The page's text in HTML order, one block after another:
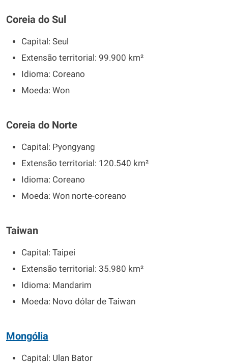
Coreia do Sul
Capital: Seul
Extensão territorial: 99.900 km²
Idioma: Coreano
Moeda: Won
Coreia do Norte
Capital: Pyongyang
Extensão territorial: 120.540 km²
Idioma: Coreano
Moeda: Won norte-coreano
Taiwan
Capital: Taipei
Extensão territorial: 35.980 km²
Idioma: Mandarim
Moeda: Novo dólar de Taiwan
Mongólia
Capital: Ulan Bator